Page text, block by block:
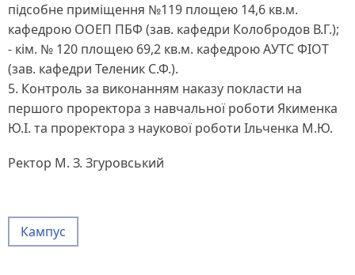
підсобне приміщення №119 площею 14,6 кв.м.
кафедрою ООЕП ПБФ (зав. кафедри Колобродов В.Г.);
- кім. № 120 площею 69,2 кв.м. кафедрою АУТС ФІОТ
(зав. кафедри Теленик С.Ф.).
5. Контроль за виконанням наказу покласти на
першого проректора з навчальної роботи Якименка
Ю.І. та проректора з наукової роботи Ільченка М.Ю.
Ректор М. З. Згуровський
Кампус